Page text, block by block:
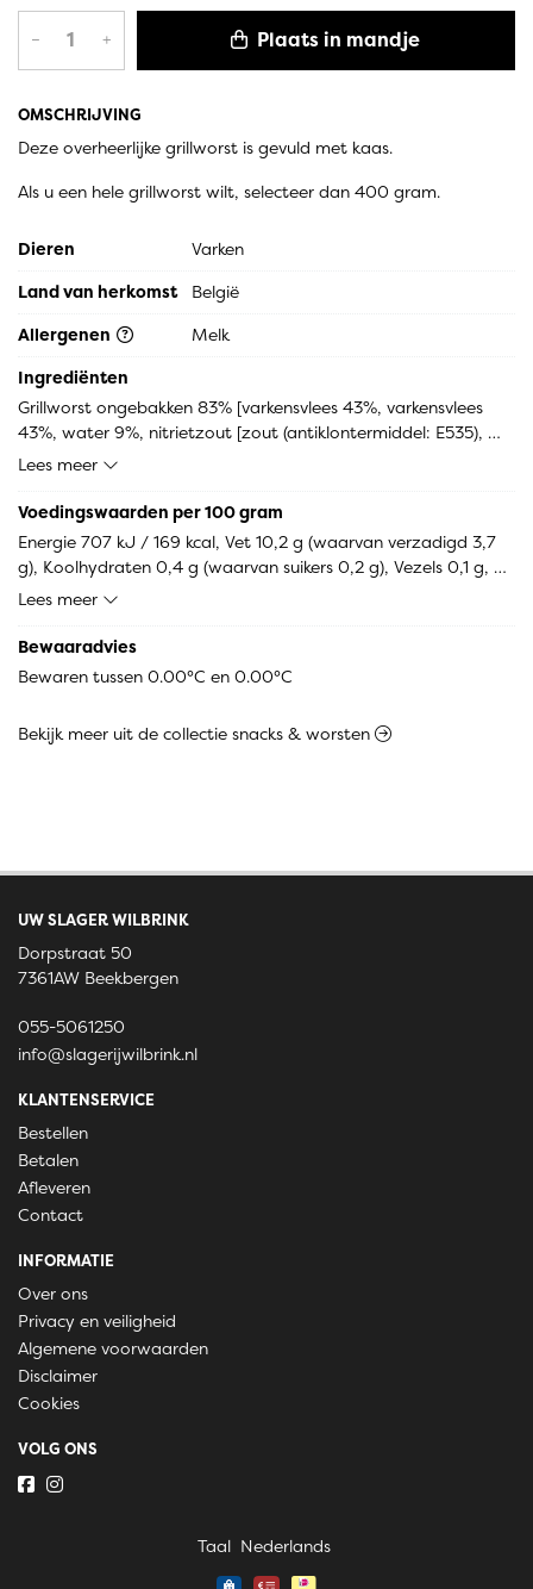
OMSCHRIJVING
Deze overheerlijke grillworst is gevuld met kaas.
Als u een hele grillworst wilt, selecteer dan 400 gram.
– + Plaats in mandje
Dieren
Varken
Land van herkomst
België
Allergenen
Melk
Ingrediënten
Grillworst ongebakken 83% [varkensvlees 43%, varkensvlees
43%, water 9%, nitrietzout [zout (antiklontermiddel: E535),
nitriet], TARWEvezel (glutenvrij), stabilisator [stabilisator: E451,
foelie, lavaswortel, gember, kardemom], kaas 16%
[gepasteuriseerde MELK (LACTOSE), zout, zuursel, dierlijk
stremsel, conserveermiddel: E251, kleurstof: E160a]
Lees meer
Voedingswaarden per 100 gram
Energie 707 kJ / 169 kcal, Vet 10,2 g (waarvan verzadigd 3,7
g), Koolhydraten 0,4 g (waarvan suikers 0,2 g), Vezels 0,1 g,
Eiwitten 18,8 g, Zout 1,8 g.
Lees meer
Bewaaradvies
Bewaren tussen 0.00°C en 0.00°C
Bekijk meer uit de collectie snacks & worsten
UW SLAGER WILBRINK
Dorpstraat 50
7361AW Beekbergen
055-5061250
info@slagerijwilbrink.nl
KLANTENSERVICE
Bestellen
Betalen
Afleveren
Contact
INFORMATIE
Over ons
Privacy en veiligheid
Algemene voorwaarden
Disclaimer
Cookies
VOLG ONS
Taal